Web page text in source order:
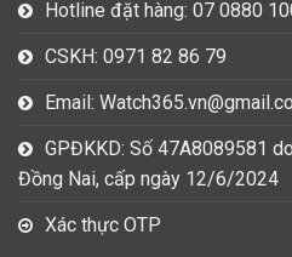
Hotline đặt hàng: 07 0880
CSKH: 0971 82 86 79
Email:
GPĐKKD: Số 47A8089581
Đồng Nai, cấp ngày 12/6/2024
Xác thực OTP